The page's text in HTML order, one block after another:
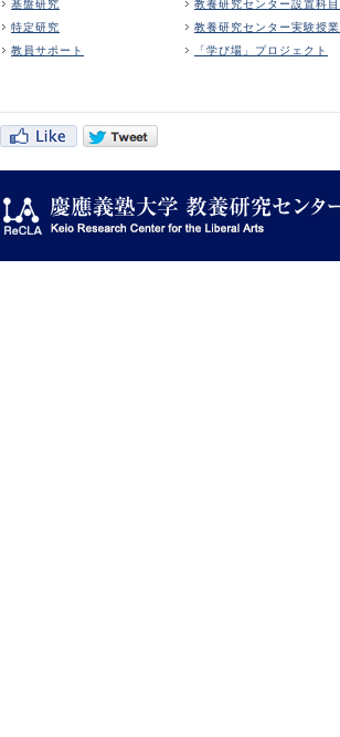
基盤研究
特定研究
教員サポート
教養研究センター設置科目
教養研究センター実験授業
「学び場」プロジェクト